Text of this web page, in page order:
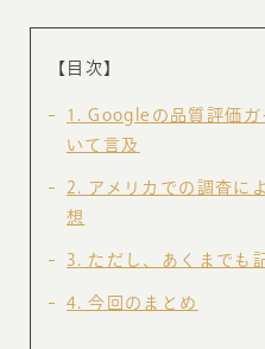
【目次】
1
Googleの品質評価ガ
いて言及
2
アメリカでの調査に
想
3 ただし、あくまでも
4 今回のまとめ